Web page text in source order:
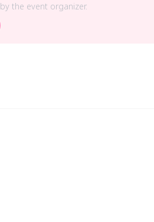
the event organizer.